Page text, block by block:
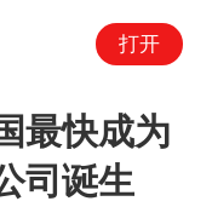
打开
最快成为
司诞生